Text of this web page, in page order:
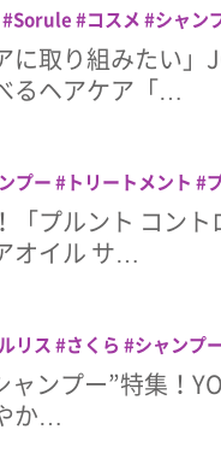
Sorule コスメ シャン
に取り組みたい」
るヘアケア「…
プー トリートメント
ヘアケア 桜 香りのプルント
「プルント コント
オイル サ…
リス さくら シャンプ
ヘアトリートメント ボタ
ンプー”特集！
か…